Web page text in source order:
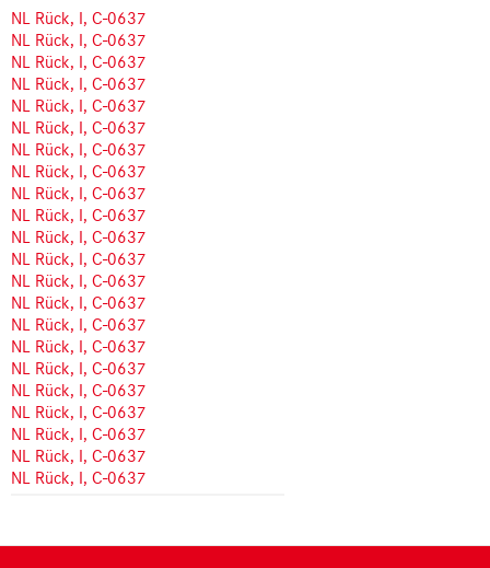
NL Rück, I, C-0637
NL Rück, I, C-0637
NL Rück, I, C-0637
NL Rück, I, C-0637
NL Rück, I, C-0637
NL Rück, I, C-0637
NL Rück, I, C-0637
NL Rück, I, C-0637
NL Rück, I, C-0637
NL Rück, I, C-0637
NL Rück, I, C-0637
NL Rück, I, C-0637
NL Rück, I, C-0637
NL Rück, I, C-0637
NL Rück, I, C-0637
NL Rück, I, C-0637
NL Rück, I, C-0637
NL Rück, I, C-0637
NL Rück, I, C-0637
NL Rück, I, C-0637
NL Rück, I, C-0637
NL Rück, I, C-0637